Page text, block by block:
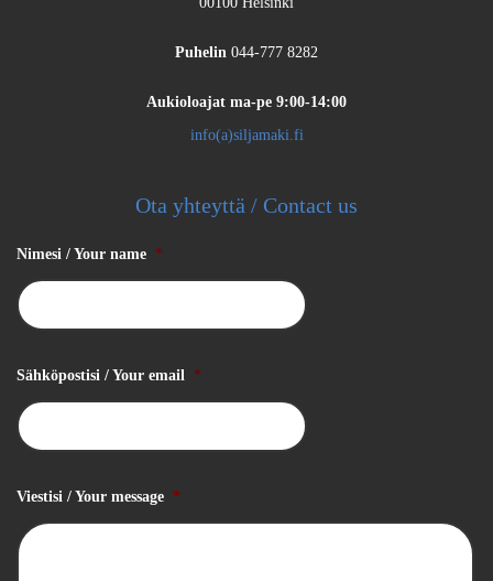
Puhelin 044-777 8282
Aukioloajat ma-pe 9:00-14:00
info(a)siljamaki.fi
Ota yhteyttä / Contact us
Nimesi / Your name *
Sähköpostisi / Your email *
Viestisi / Your message *